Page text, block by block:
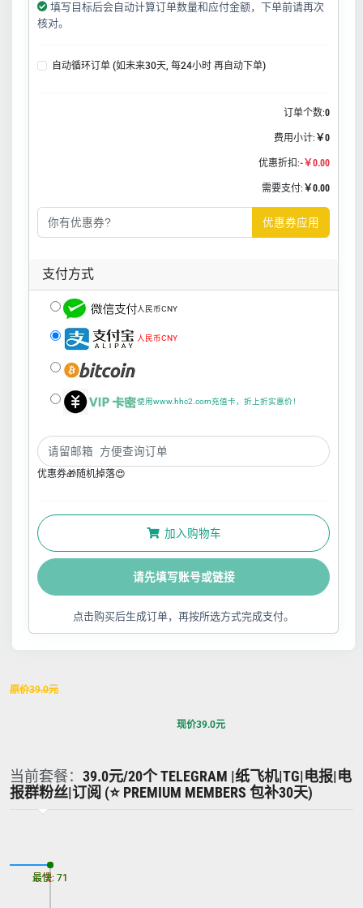
填写目标后会自动计算订单数量和应付金额，下单前请再次
核对。
自动循环订单 (如未来30天, 每24小时 再自动下单)
订单个数:0
费用小计: ￥0
优惠折扣:-￥0.00
需要支付: ￥0.00
优惠券应用
支付方式
人民币CNY
人民币CNY
使用www.hhc2.com充值卡，折上折实惠价！
优惠券🎁随机掉落😍
加入购物车
请先填写账号或链接
点击购买后生成订单，再按所选方式完成支付。
原价39.0元
现价39.0元
当前套餐： 39.0元/20个 TELEGRAM |纸飞机|TG|电报|电
报群粉丝|订阅 (⭐ PREMIUM MEMBERS 包补30天)
最慢: 71
最快: 71